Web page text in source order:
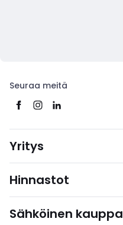
Seuraa meitä
Yritys
Hinnastot
Sähköinen kauppa